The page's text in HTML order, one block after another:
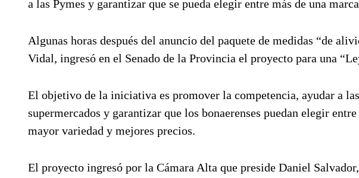
a las Pymes y garantizar que se pueda elegir entre más de una
Algunas horas después del anuncio del paquete de medidas “de
Vidal, ingresó en el Senado de la Provincia el proyecto para una
El objetivo de la iniciativa es promover la competencia, ayudar a
supermercados y garantizar que los bonaerenses puedan elegir
mayor variedad y mejores precios.
El proyecto ingresó por la Cámara Alta que preside Daniel